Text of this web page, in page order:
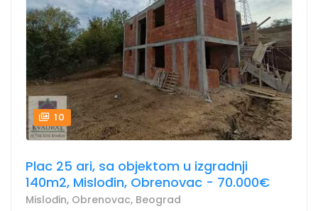
10
Plac 25 ari, sa objektom u izgradnji
140m2, Mislođin, Obrenovac - 70.000€
Mislođin, Obrenovac, Beograd